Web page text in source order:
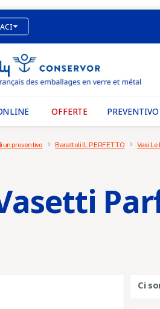

E-COMMERCE
OFFERTE
un preventivo Barattoli IL PERFETTO Vasi
Ci